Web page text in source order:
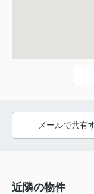
メールで共有
近隣の物件